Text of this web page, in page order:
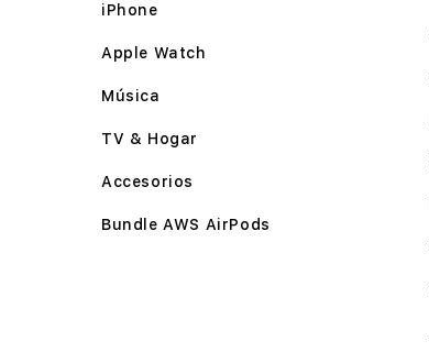
iPhone
Apple Watch
Música
TV & Hogar
Accesorios
Bundle AWS AirPods